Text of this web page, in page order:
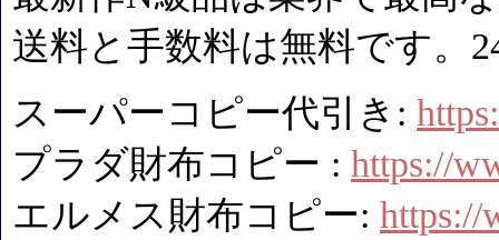
送料と手数料は無料です。
スーパーコピー代引き:
プラダ財布コピー : https://
エルメス財布コピー: https://